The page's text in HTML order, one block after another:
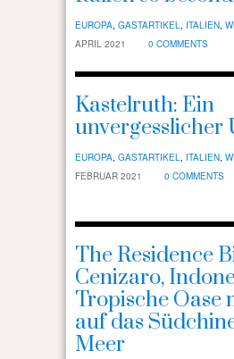
EUROPA, GASTARTIKEL, ITALIEN,
APRIL 2021
0 COMMENTS
Kastelruth: Ein
unvergesslicher
EUROPA, GASTARTIKEL, ITALIEN,
FEBRUAR 2021
0 COMMENTS
The Residence
Cenizaro,
Tropische Oase
auf das
Meer